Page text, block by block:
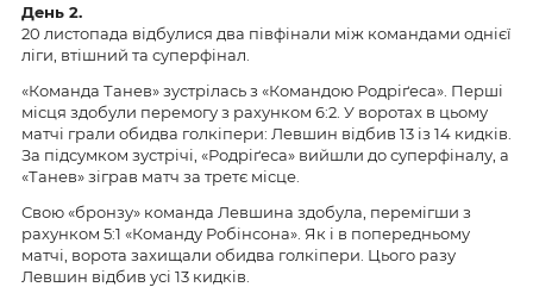
День 2.
20 листопада відбулися два півфінали між командами однієї
ліги, втішний та суперфінал.
«Команда Танев» зустрілась з «Командою Родріґеса». Перші
місця здобули перемогу з рахунком 6:2. У воротах в цьому
матчі грали обидва голкіпери: Левшин відбив 13 із 14 кидків.
За підсумком зустрічі, «Родріґеса» вийшли до суперфіналу, а
«Танев» зіграв матч за третє місце.
Свою «бронзу» команда Левшина здобула, перемігши з
рахунком 5:1 «Команду Робінсона». Як і в попередньому
матчі, ворота захищали обидва голкіпери. Цього разу
Левшин відбив усі 13 кидків.